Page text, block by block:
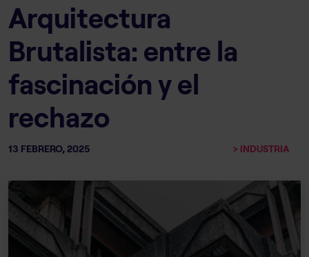
Arquitectura
Brutalista: entre la
fascinación y el
rechazo
13 FEBRERO, 2025 > INDUSTRIA